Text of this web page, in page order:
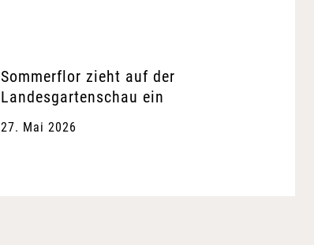
Sommerflor zieht auf der
Landesgartenschau ein
27. Mai 2026